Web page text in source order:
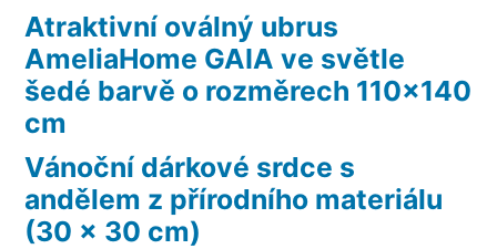
Atraktivní oválný ubrus
AmeliaHome GAIA ve světle
šedé barvě o rozměrech 110×140
cm
Vánoční dárkové srdce s
andělem z přírodního materiálu
(30 x 30 cm)